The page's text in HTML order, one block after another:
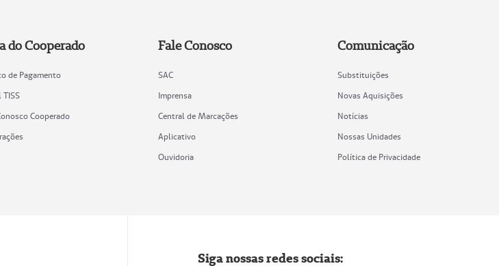
do Cooperado
de Pagamento
TISS
Cooperado
Fale Conosco
SAC
Imprensa
Central de Marcações
Aplicativo
Ouvidoria
Comunicação
Substituições
Novas Aquisições
Notícias
Nossas Unidades
Política de Privacidade
Siga nossas redes sociais: